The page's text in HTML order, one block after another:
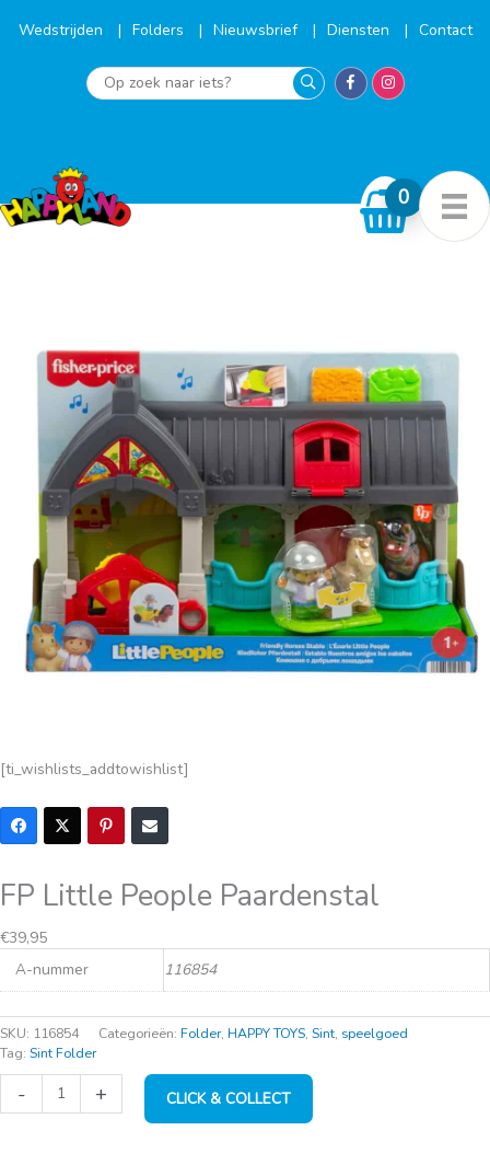
naarWedstrijden Folders Nieuwsbrief Diensten Contact
Op
[ti_wishlists_addtowishlist]
FP Little People Paardenstal
€39,95
A-nummer
116854
SKU: 116854 Categorieën: Folder, HAPPY TOYS, Sint, speelgoed
Tag: Sint Folder
-
FP
Little
+ CLICK & COLLECT